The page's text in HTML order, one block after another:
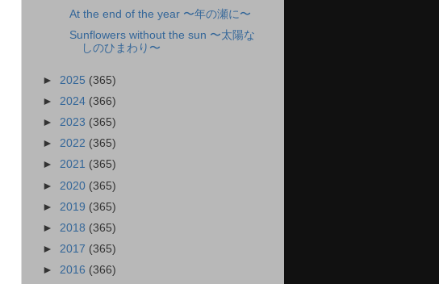
At the end of the year 〜年の瀬に〜
Sunflowers without the sun 〜太陽な
しのひまわり〜
► 2025 (365)
► 2024 (366)
► 2023 (365)
► 2022 (365)
► 2021 (365)
► 2020 (365)
► 2019 (365)
► 2018 (365)
► 2017 (365)
► 2016 (366)